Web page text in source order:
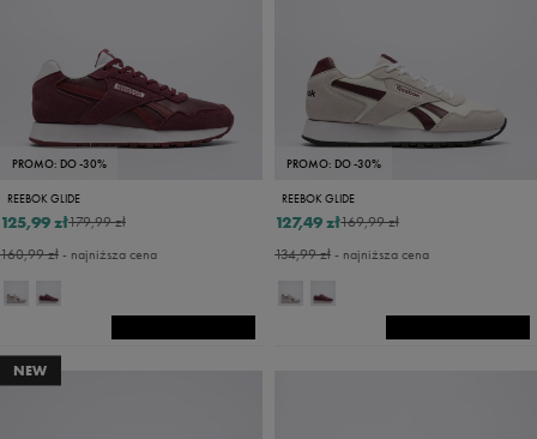
PROMO: DO -30%
REEBOK GLIDE
179,99 zł
125,99 zł
160,99 zł- najniższa cena
PROMO: DO -30%
REEBOK GLIDE
169,99 zł
127,49 zł
134,99 zł- najniższa cena
NEW